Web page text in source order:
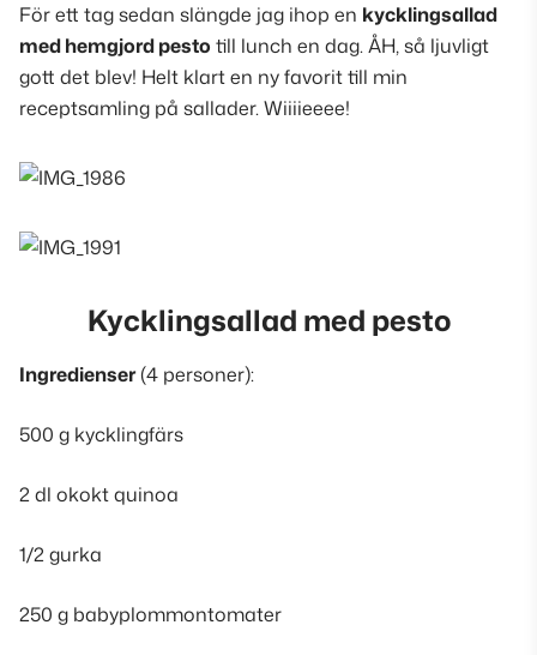
För ett tag sedan slängde jag ihop en kycklingsallad
med hemgjord pesto till lunch en dag. ÅH, så ljuvligt
gott det blev! Helt klart en ny favorit till min
receptsamling på sallader. Wiiiieeee!
Kycklingsallad med pesto
Ingredienser(4 personer):
500 g kycklingfärs
2 dl okokt quinoa
1/2 gurka
250 g babyplommontomater